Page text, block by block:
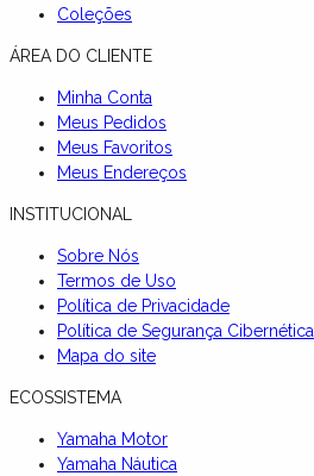
Coleções
ÁREA DO CLIENTE
Minha Conta
Meus Pedidos
Meus Favoritos
Meus Endereços
INSTITUCIONAL
Sobre Nós
Termos de Uso
Política de Privacidade
Política de Segurança Cibernética
Mapa do site
ECOSSISTEMA
Yamaha Motor
Yamaha Náutica